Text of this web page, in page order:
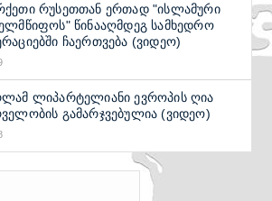
რუსეთთან ერთად "ისლამური
წინააღმდეგ სამხედრო
ჩაერთვება (ვიდეო)
ლიპარტელიანი ევროპის ღია
გამარჯვებულია (ვიდეო)